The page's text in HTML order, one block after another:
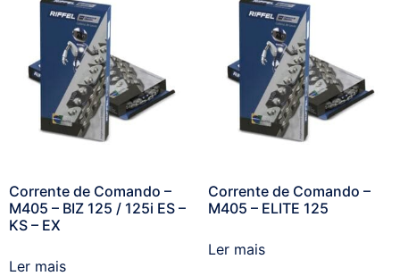
Corrente de Comando –
M405 – BIZ 125 / 125i ES –
KS – EX
Ler mais
Corrente de Comando –
M405 – ELITE 125
Ler mais